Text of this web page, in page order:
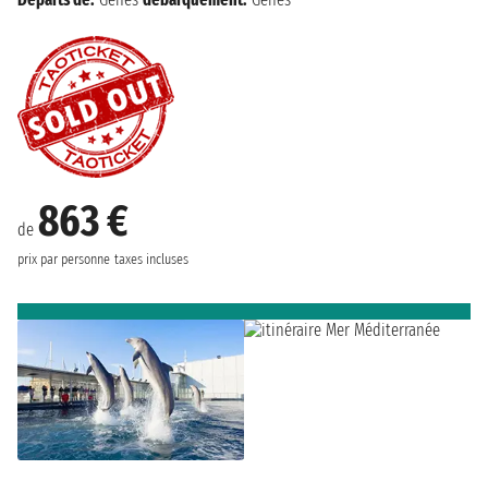
de 863 €
prix par personne taxes incluses